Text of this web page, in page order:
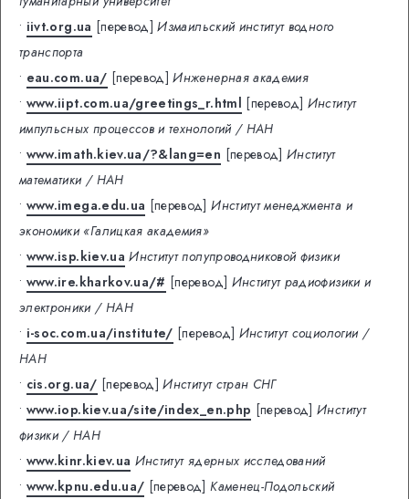
• iivt.org.ua [перевод] Измаильский институт водного
транспорта
• eau.com.ua/ [перевод] Инженерная академия
• www.iipt.com.ua/greetings_r.html [перевод] Институт
импульсных процессов и технологий / НАН
• www.imath.kiev.ua/?&lang=en [перевод] Институт
математики / НАН
• www.imega.edu.ua [перевод] Институт менеджмента и
экономики «Галицкая академия»
• www.isp.kiev.ua Институт полупроводниковой физики
• www.ire.kharkov.ua/# [перевод] Институт радиофизики и
электроники / НАН
• i-soc.com.ua/institute/ [перевод] Институт социологии /
НАН
• cis.org.ua/ [перевод] Институт стран СНГ
• www.iop.kiev.ua/site/index_en.php [перевод] Институт
физики / НАН
• www.kinr.kiev.ua Институт ядерных исследований
• www.kpnu.edu.ua/ [перевод] Каменец-Подольский